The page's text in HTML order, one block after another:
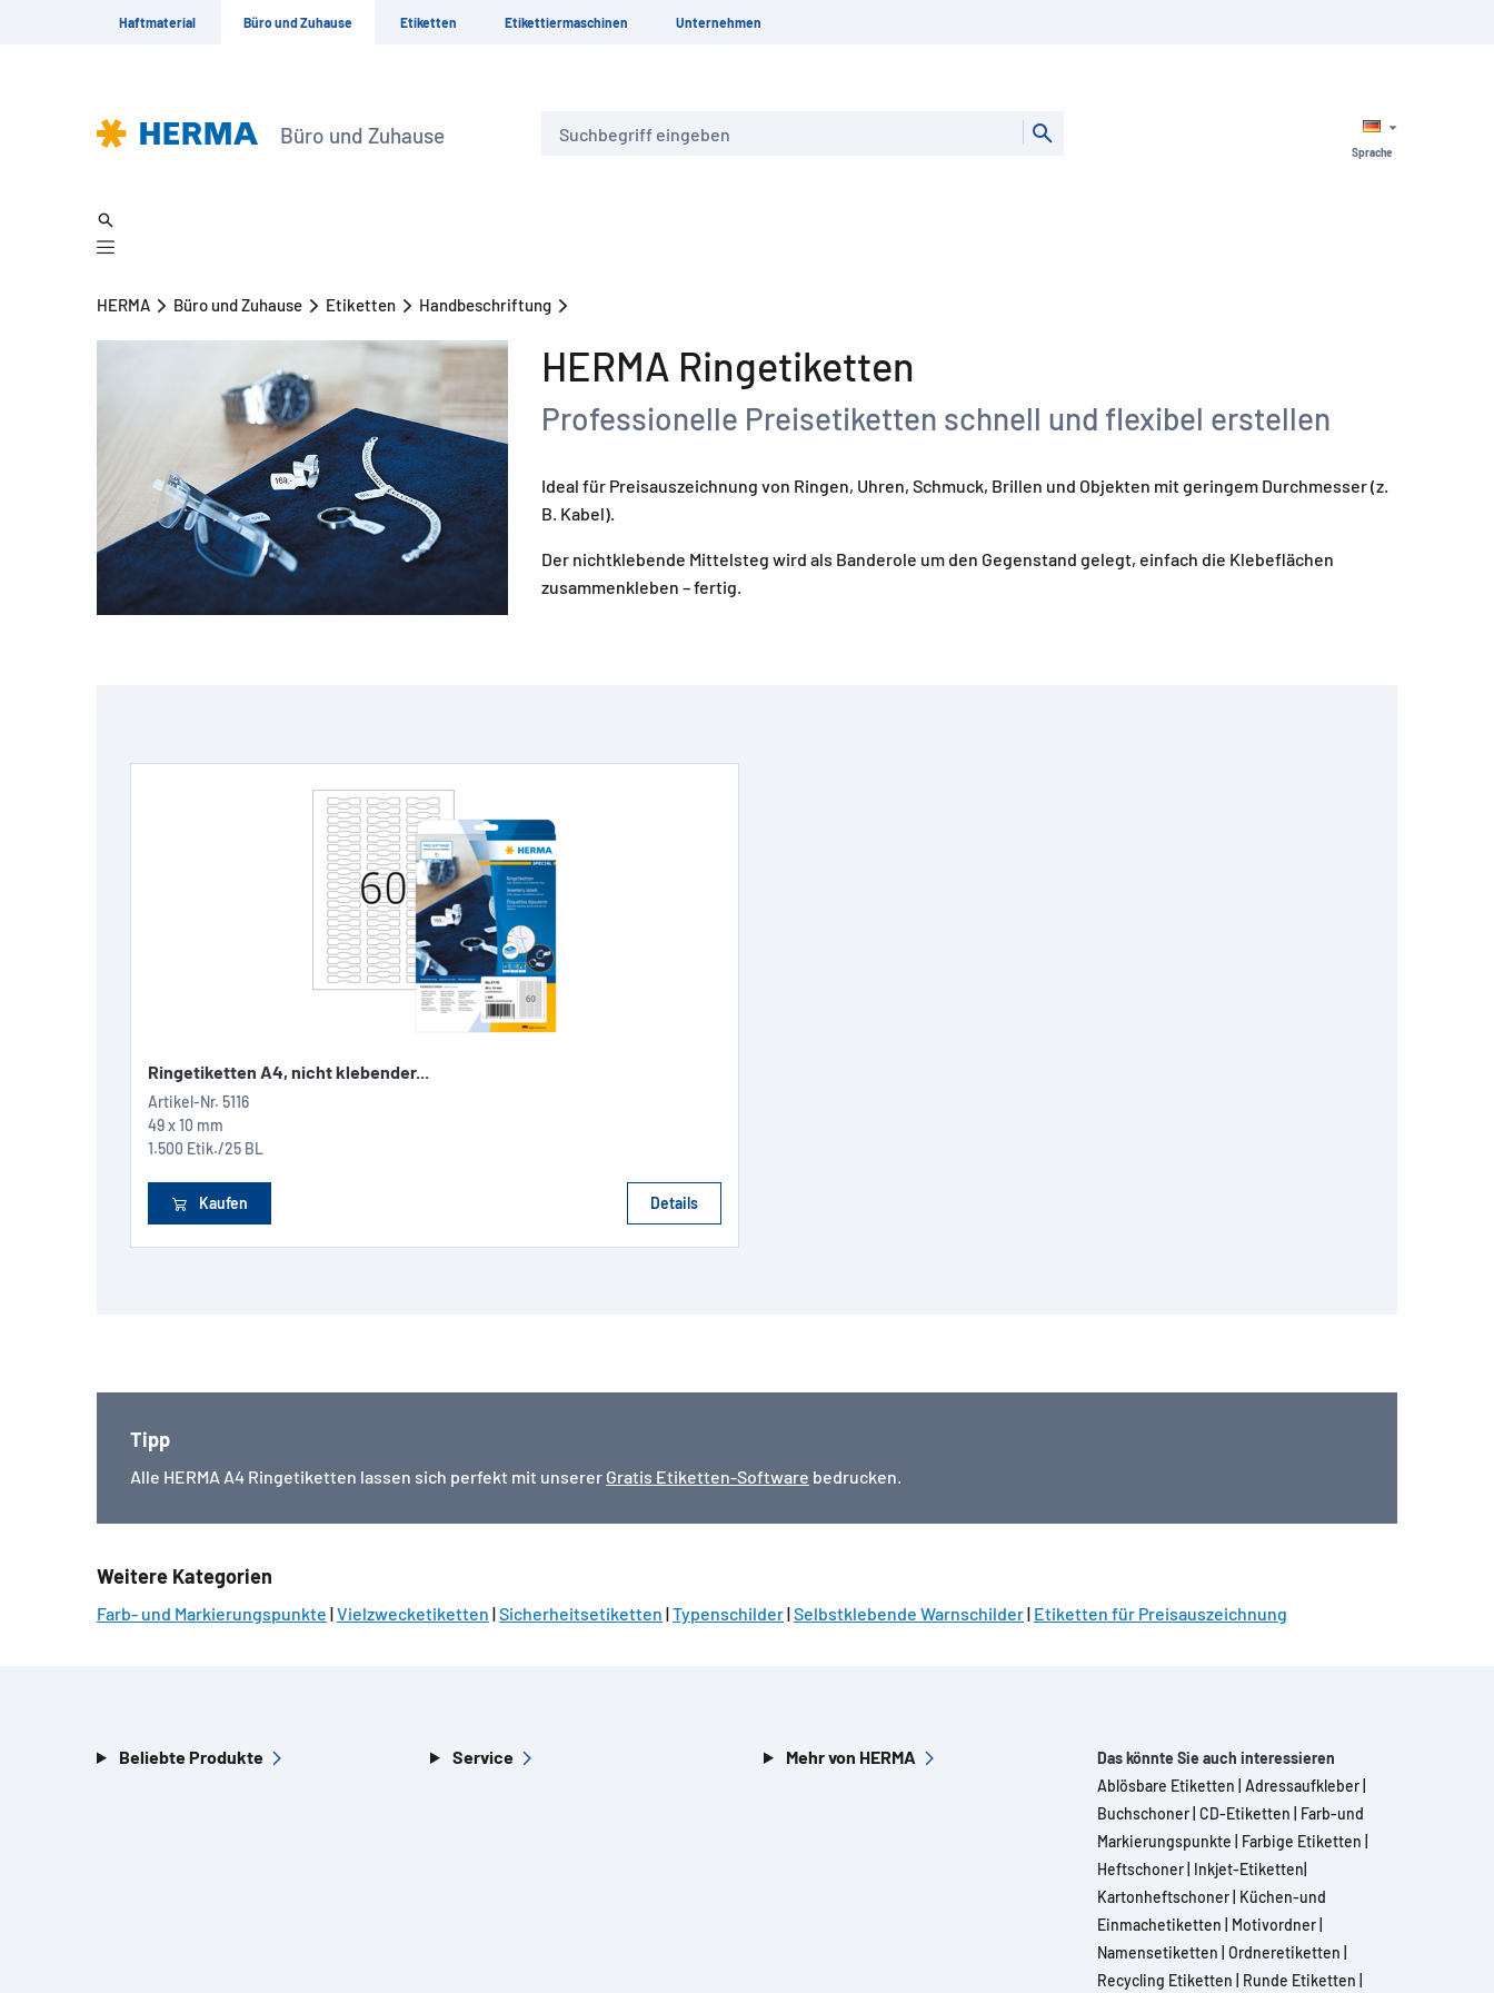
Haftmaterial Büro und Zuhause Etiketten Etikettiermaschinen Unternehmen
Büro und Zuhause
Sprache
HERMA Büro und Zuhause Etiketten Handbeschriftung
HERMA Ringetiketten
Professionelle Preisetiketten schnell und flexibel erstellen
Ideal für Preisauszeichnung von Ringen, Uhren, Schmuck, Brillen und Objekten mit geringem Durchmesser (z.
B. Kabel).
Der nichtklebende Mittelsteg wird als Banderole um den Gegenstand gelegt, einfach die Klebeflächen
zusammenkleben – fertig.
Ringetiketten A4, nicht klebender...
Artikel-Nr. 5116
49 x 10 mm
1.500 Etik./25 BL
Kaufen Details
Tipp
Alle HERMA A4 Ringetiketten lassen sich perfekt mit unserer Gratis Etiketten-Software bedrucken.
Weitere Kategorien
Farb- und Markierungspunkte |Vielzwecketiketten |Sicherheitsetiketten |Typenschilder|Selbstklebende Warnschilder| Etiketten für Preisauszeichnung
Beliebte Produkte Service Mehr von HERMA
Das könnte Sie auch interessieren
Ablösbare Etiketten Adressaufkleber
Buchschoner CD-Etiketten
Farb-und
Markierungspunkte
Farbige Etiketten
Heftschoner Inkjet-Etiketten
Kartonheftschoner Küchen-und
Einmachetiketten
Motivordner
Namensetiketten Ordneretiketten
Recycling Etiketten
Runde Etiketten